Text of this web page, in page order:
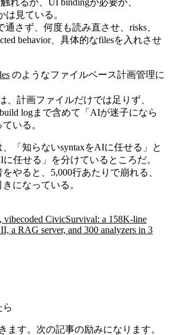
は見ている。
さず、何度も読み直させ、risks、
behavior、具体的なfilesを入れさせ
のようなファイルベース計画管理に
、計画ファイルだけでは足りず、
logまで含めて「AIが迷子になら
いる。
「知らないsyntaxをAIに任せる」と
に任せる」を分けているところだ。
やると、5,000行あたりで崩れる、
になっている。
CivicSurvival: a 158K-line
a RAG server, and 300 analyzers in 3
ら
ます。次の記事の励みになります。